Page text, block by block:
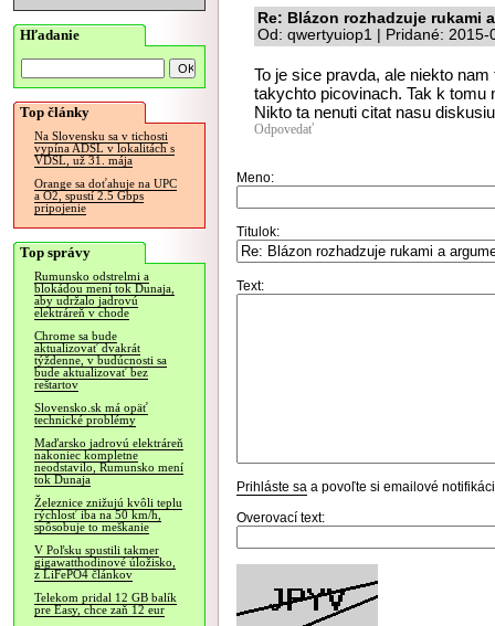
Hľadanie
Top články
Na Slovensku sa v tichosti
vypína ADSL v lokalitách s
VDSL, už 31. mája
Orange sa doťahuje na UPC
a O2, spustí 2.5 Gbps
pripojenie
Top správy
Rumunsko odstrelmi a
blokádou mení tok Dunaja,
aby udržalo jadrovú
elektráreň v chode
Chrome sa bude
aktualizovať dvakrát
týždenne, v budúcnosti sa
bude aktualizovať bez
reštartov
Slovensko.sk má opäť
technické problémy
Maďarsko jadrovú elektráreň
nakoniec kompletne
neodstavilo, Rumunsko mení
tok Dunaja
Železnice znižujú kvôli teplu
rýchlosť iba na 50 km/h,
spôsobuje to meškanie
V Poľsku spustili takmer
gigawatthodinové úložisko,
z LiFePO4 článkov
Telekom pridal 12 GB balík
pre Easy, chce zaň 12 eur
Re: Blázon rozhadzuje rukami
Od: qwertyuiop1 | Pridané: 2015-
To je sice pravda, ale niekto
takychto picovinach. Tak k tomu
Nikto ta nenuti citat nasu
Odpovedať
Meno:
Titulok:
Text:
Prihláste sa a povoľte si emailové
Overovací text: